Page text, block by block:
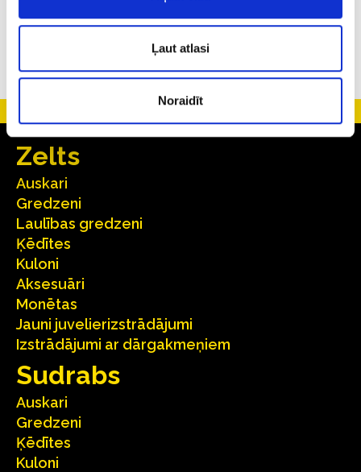
Ļaut atlasi
Noraidīt
Zelts
Auskari
Gredzeni
Laulības gredzeni
Ķēdītes
Kuloni
Aksesuāri
Monētas
Jauni juvelierizstrādājumi
Izstrādājumi ar dārgakmeņiem
Sudrabs
Auskari
Gredzeni
Ķēdītes
Kuloni